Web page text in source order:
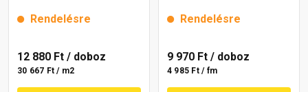
Rendelésre
12 880 Ft / doboz
30 667 Ft / m2
Rendelésre
9 970 Ft / doboz
4 985 Ft / fm